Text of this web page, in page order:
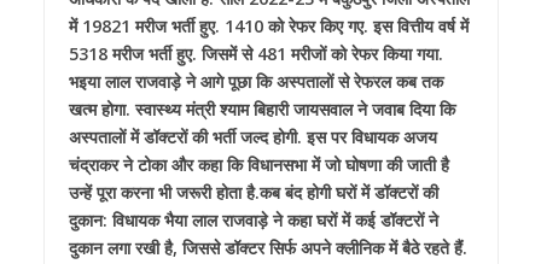
में 19821 मरीज भर्ती हुए. 1410 को रेफर किए गए. इस वित्तीय वर्ष में
5318 मरीज भर्ती हुए. जिसमें से 481 मरीजों को रेफर किया गया.
भइया लाल राजवाड़े ने आगे पूछा कि अस्पतालों से रेफरल कब तक
खत्म होगा. स्वास्थ्य मंत्री श्याम बिहारी जायसवाल ने जवाब दिया कि
अस्पतालों में डॉक्टरों की भर्ती जल्द होगी. इस पर विधायक अजय
चंद्राकर ने टोका और कहा कि विधानसभा में जो घोषणा की जाती है
उन्हें पूरा करना भी जरूरी होता है.कब बंद होगी घरों में डॉक्टरों की
दुकान: विधायक भैया लाल राजवाड़े ने कहा घरों में कई डॉक्टरों ने
दुकान लगा रखी है, जिससे डॉक्टर सिर्फ अपने क्लीनिक में बैठे रहते हैं.